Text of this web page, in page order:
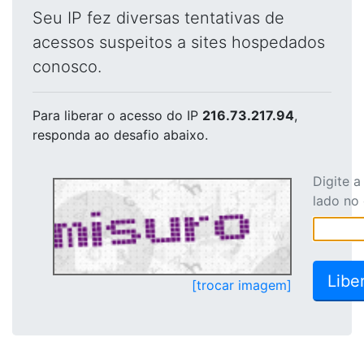
Seu IP fez diversas tentativas de
acessos suspeitos a sites hospedados
conosco.
Para liberar o acesso do IP 216.73.217.94,
responda ao desafio abaixo.
[trocar imagem]
Digite
lado no